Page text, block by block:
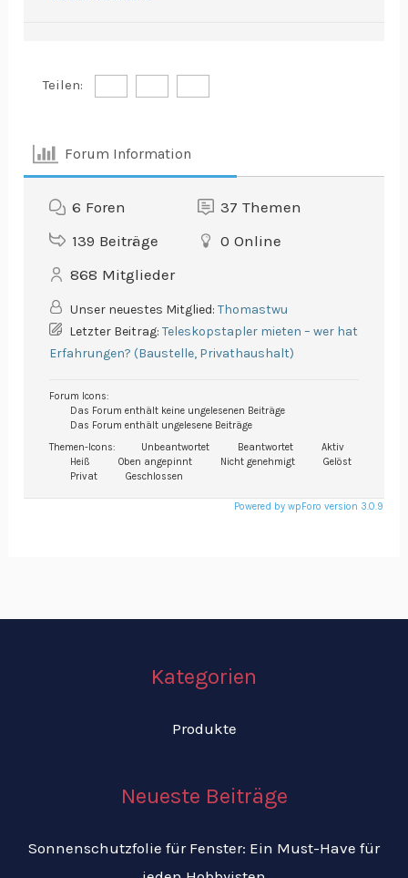
Teilen:
Forum Information
6 Foren 37 Themen
139 Beiträge 0 Online
868 Mitglieder
Unser neuestes Mitglied:Thomastwu
Letzter Beitrag:Teleskopstapler mieten – wer hat
Erfahrungen? (Baustelle, Privathaushalt)
Forum Icons:
Das Forum enthält keine ungelesenen Beiträge
Das Forum enthält ungelesene Beiträge
Themen-Icons:
Unbeantwortet Beantwortet
Aktiv
Heiß
Oben angepinnt Nicht genehmigt
Gelöst
Privat
Geschlossen
Powered by wpForo version 3.0.9
Kategorien
Produkte
Neueste Beiträge
Sonnenschutzfolie für Fenster: Ein Must-Have für